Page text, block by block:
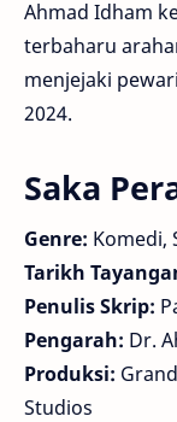
Ahmad Idham
terbaharu
menjejaki
2024.
Saka
Genre: Komedi,
Tarikh
Penulis Skrip:
Pengarah: Dr.
Produksi:
Studios